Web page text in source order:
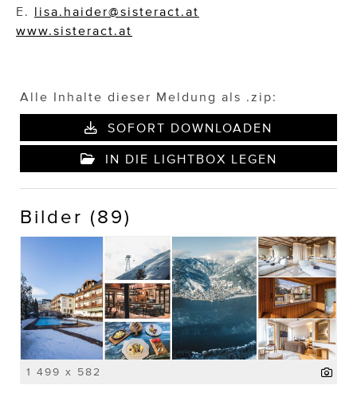
E. lisa.haider@sisteract.at
www.sisteract.at
Alle Inhalte dieser Meldung als .zip:
SOFORT DOWNLOADEN
IN DIE LIGHTBOX LEGEN
Bilder (89)
1 499 x 582